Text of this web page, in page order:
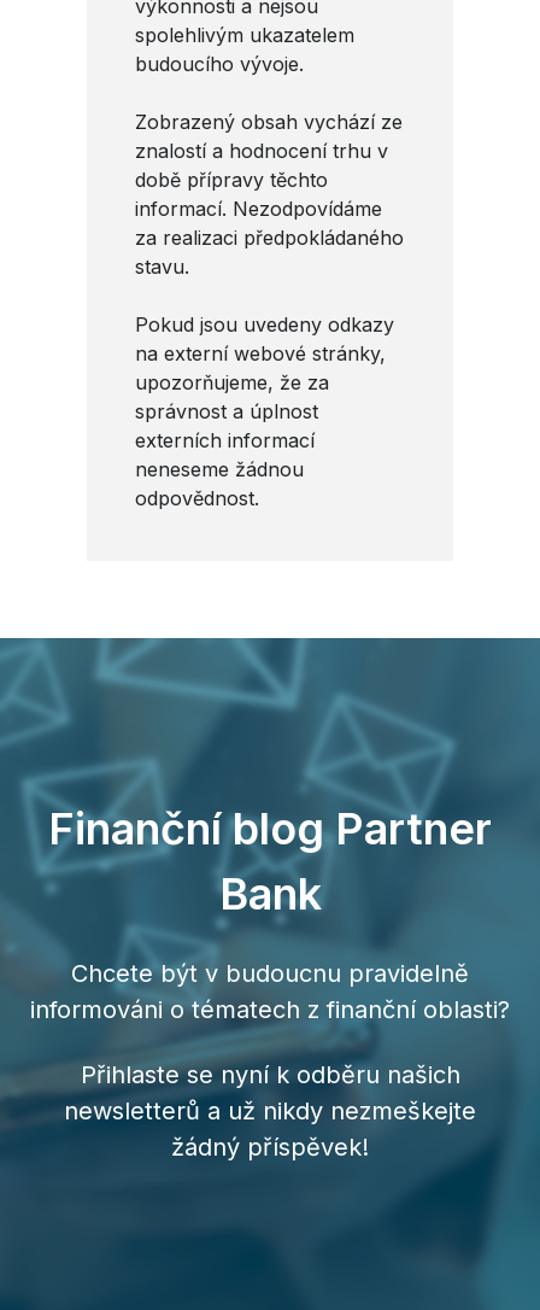
výkonnosti a nejsou
spolehlivým ukazatelem
budoucího vývoje.
Zobrazený obsah vychází ze
znalostí a hodnocení trhu v
době přípravy těchto
informací. Nezodpovídáme
za realizaci předpokládaného
stavu.
Pokud jsou uvedeny odkazy
na externí webové stránky,
upozorňujeme, že za
správnost a úplnost
externích informací
neneseme žádnou
odpovědnost.
Finanční blog Partner
Bank
Chcete být v budoucnu pravidelně
informováni o tématech z finanční oblasti?
Přihlaste se nyní k odběru našich
newsletterů a už nikdy nezmeškejte
žádný příspěvek!